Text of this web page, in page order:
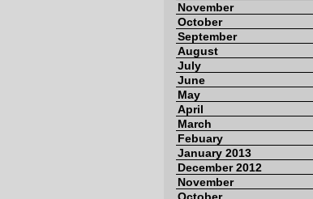
November
October
September
August
July
June
May
April
March
Febuary
January 2013
December 2012
November